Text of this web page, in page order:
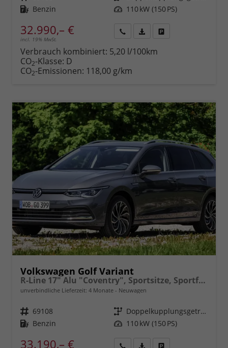
Kraftstoff Benzin Leistung 110 kW (150 PS)
32.990,– €
incl. 19% MwSt.
anfordern
Datei,
Verbrauch kombiniert: 5,20 l/100km
CO2-Klasse: D
CO2-Emissionen: 118,00 g/km
Volkswagen Golf Variant
R-Line 17" Alu "Coventry", Sportsitze, Sportfahrwerk, Abgedunkelte Scheiben, Adaptiver Tempomat ACC, Digital Cockpit Pro, LED-Scheinwerfer, Radio2Discover 12,9" + App-Connect, Parksensoren vo/hi, Rückfahrkamera, Climatronic uvm.
unverbindliche Lieferzeit: 4 Monate Neuwagen
Fahrzeugnr. 69108 Getriebe
Doppelkupplungsgetriebe (DSG)
Kraftstoff Benzin Leistung 110 kW (150 PS)
33.190,– €